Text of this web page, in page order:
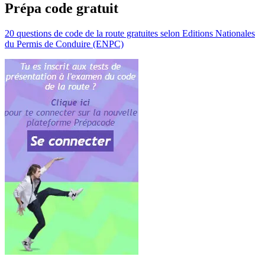
Prépa code gratuit
20 questions de code de la route gratuites selon Editions Nationales
du Permis de Conduire (ENPC)